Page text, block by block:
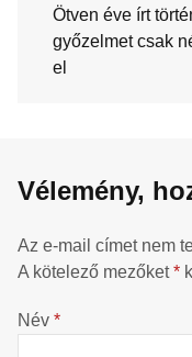
Ötven éve írt
győzelmet csak
el
Vélemény,
Az e-mail címet nem
A kötelező mezőket*
Név *